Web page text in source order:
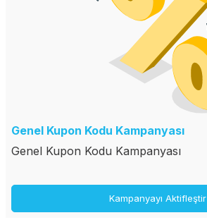
Genel Kupon Kodu Kampanyası
Genel Kupon Kodu Kampanyası
Kampanyayı Aktifleştir